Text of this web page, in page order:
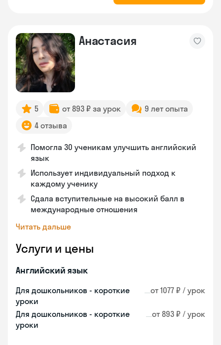
Анастасия
5 от 893 ₽ за урок
9 лет опыта
4 отзыва
Помогла 30 ученикам улучшить английский
язык
Использует индивидуальный подход к
каждому ученику
Сдала вступительные на высокий балл в
международные отношения
Читать дальше
Услуги и цены
Английский язык
Для дошкольников - короткие
уроки
от 1077 ₽ / урок
Для дошкольников - короткие
уроки
от 893 ₽ / урок